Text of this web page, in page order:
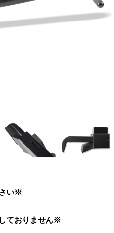
い※
ておりません※